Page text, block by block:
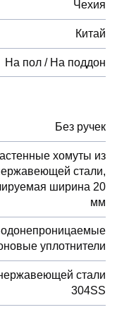
Чехия
Китай
На пол / На поддон
Без ручек
хомуты из
стали,
ширина 20
мм
уплотнители
стали
304SS